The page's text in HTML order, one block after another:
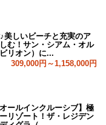
しいビーチと充実のア
む！サン・シアム・オル
リオン）に...
309,000円～1,158,000円
ールインクルーシブ】極
リゾート！ザ・レジデン